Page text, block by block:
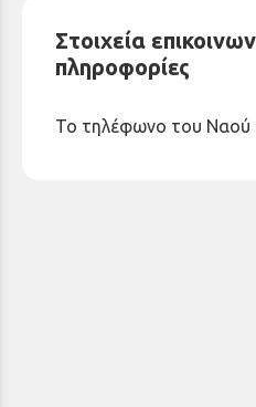
Στοιχεία
πληροφορίες
Το τηλέφωνο του Ναού